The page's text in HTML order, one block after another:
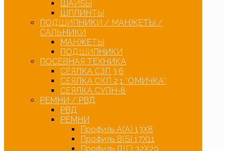
ШАЙБЫ
ШПЛИНТЫ
ПОДШИПНИКИ / МАНЖЕТЫ /
САЛЬНИКИ
МАНЖЕТЫ
ПОДШИПНИКИ
ПОСЕВНАЯ ТЕХНИКА
СЕЯЛКА СЗП 3,6
СЕЯЛКА СКП 2,1 “ОМИЧКА”
СЕЯЛКА СУПН-8
РЕМНИ / РВД
РВД
РЕМНИ
Профиль А(А) 13Х8
Профиль В(Б) 17Х11
Профиль Д(Г) 32Х20